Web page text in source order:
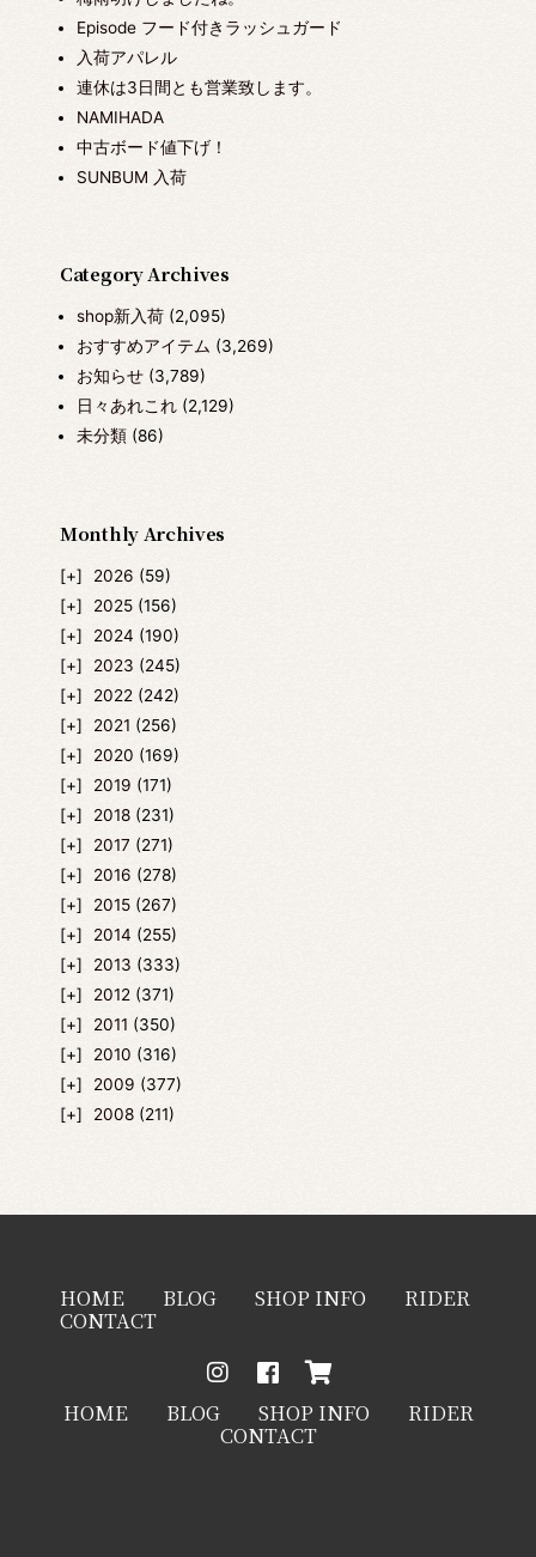
Episode フード付きラッシュガード
入荷アパレル
連休は3日間とも営業致します。
NAMIHADA
中古ボード値下げ！
SUNBUM 入荷
Category Archives
shop新入荷(2,095)
おすすめアイテム (3,269)
お知らせ(3,789)
日々あれこれ(2,129)
未分類(86)
Monthly Archives
2026 (59)
2025 (156)
2024 (190)
2023 (245)
2022 (242)
2021 (256)
2020 (169)
2019 (171)
2018 (231)
2017 (271)
2016 (278)
2015 (267)
2014 (255)
2013 (333)
2012 (371)
2011 (350)
2010 (316)
2009 (377)
2008 (211)
HOME BLOG SHOP INFO RIDER
CONTACT
HOME BLOG SHOP INFO RIDER
CONTACT